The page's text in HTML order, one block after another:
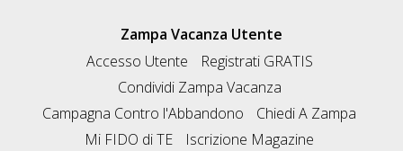
Zampa Vacanza Utente
Accesso Utente
Registrati GRATIS
Condividi Zampa Vacanza
Campagna Contro l'Abbandono
Chiedi A Zampa
Mi FIDO di TE
Iscrizione Magazine